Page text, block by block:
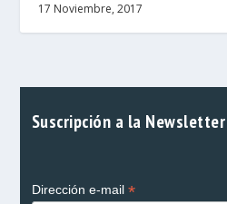
17 Noviembre, 2017
Suscripción a la Newsletter
Dirección e-mail *